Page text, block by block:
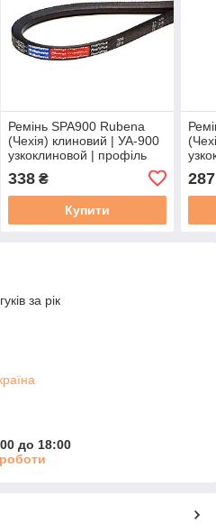
Ремінь SPA900 Rubena
(Чехія) клиновий | УА-900
узкоклиновой | профіль
338₴
Купити
287
за рік
до 18:00